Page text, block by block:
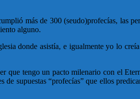
más de 300 (seudo)profecías, las
alguno.
donde asistía, e igualmente yo lo
que tengo un pacto milenario con el
supuestas “profecías” que ellos